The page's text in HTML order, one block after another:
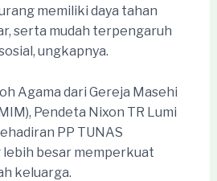
memiliki daya tahan
serta mudah terpengaruh
ungkapnya.
Agama dari Gereja Masehi
Pendeta Nixon TR Lumi
PP TUNAS
besar memperkuat
keluarga.